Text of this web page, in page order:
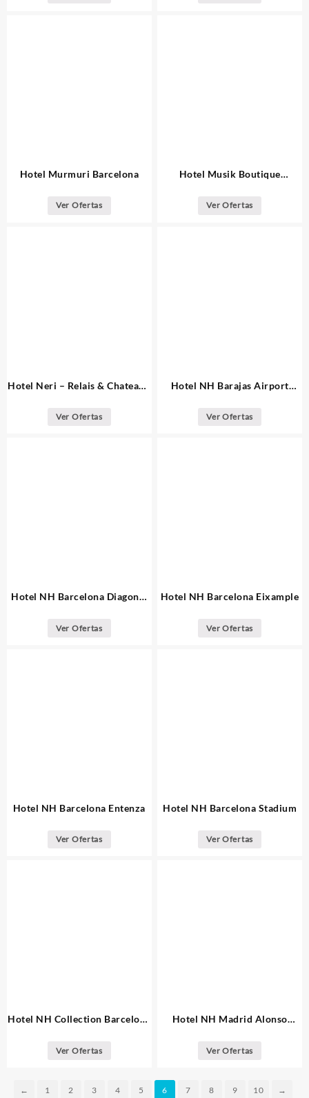
Hotel Murmuri Barcelona
Ver Ofertas
Hotel Musik Boutique
Ver Ofertas
Hotel Neri – Relais & Chateaux
Ver Ofertas
Hotel NH Barajas Airport
Ver Ofertas
Hotel NH Barcelona Diagonal
Ver Ofertas
Hotel NH Barcelona Eixample
Ver Ofertas
Hotel NH Barcelona Entenza
Ver Ofertas
Hotel NH Barcelona Stadium
Ver Ofertas
Hotel NH Collection Barcelona
Ver Ofertas
Hotel NH Madrid Alonso
Ver Ofertas
← 1 2 3 4 5 6 7 8 9 10 →